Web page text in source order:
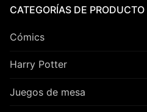
CATEGORÍAS DE PRODUCTO
Cómics
Harry Potter
Juegos de mesa